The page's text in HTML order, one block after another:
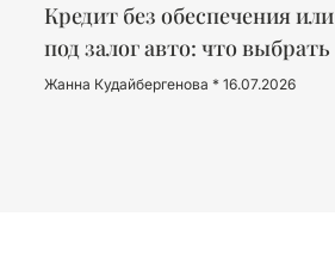
Кредит без обеспечения или
под залог авто: что выбрать
Жанна Кудайбергенова 16.07.2026